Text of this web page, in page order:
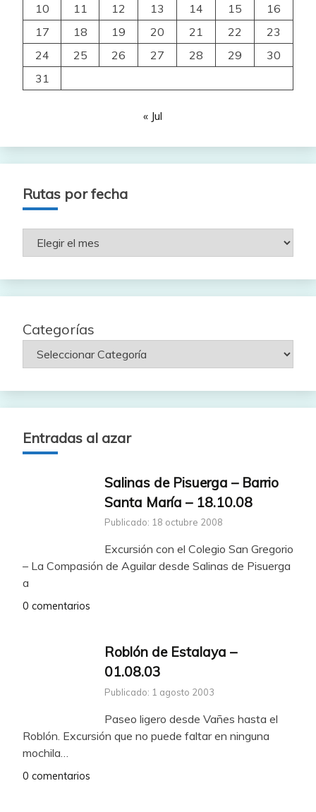
10 11 12 13 14 15
16
17
18 19 20 21 22
23
24
25 26 27 28 29
30
31
« Jul
Rutas por fecha
Rutas
Categorías
Entradas al azar
Salinas de Pisuerga – Barrio
Santa María – 18.10.08
Publicado: 18 octubre 2008
Excursión con el Colegio San Gregorio
– La Compasión de Aguilar desde Salinas de Pisuerga
a
0 comentarios
Roblón de Estalaya –
01.08.03
Publicado: 1 agosto 2003
Paseo ligero desde Vañes hasta el
Roblón. Excursión que no puede faltar en ninguna
mochila…
0 comentarios